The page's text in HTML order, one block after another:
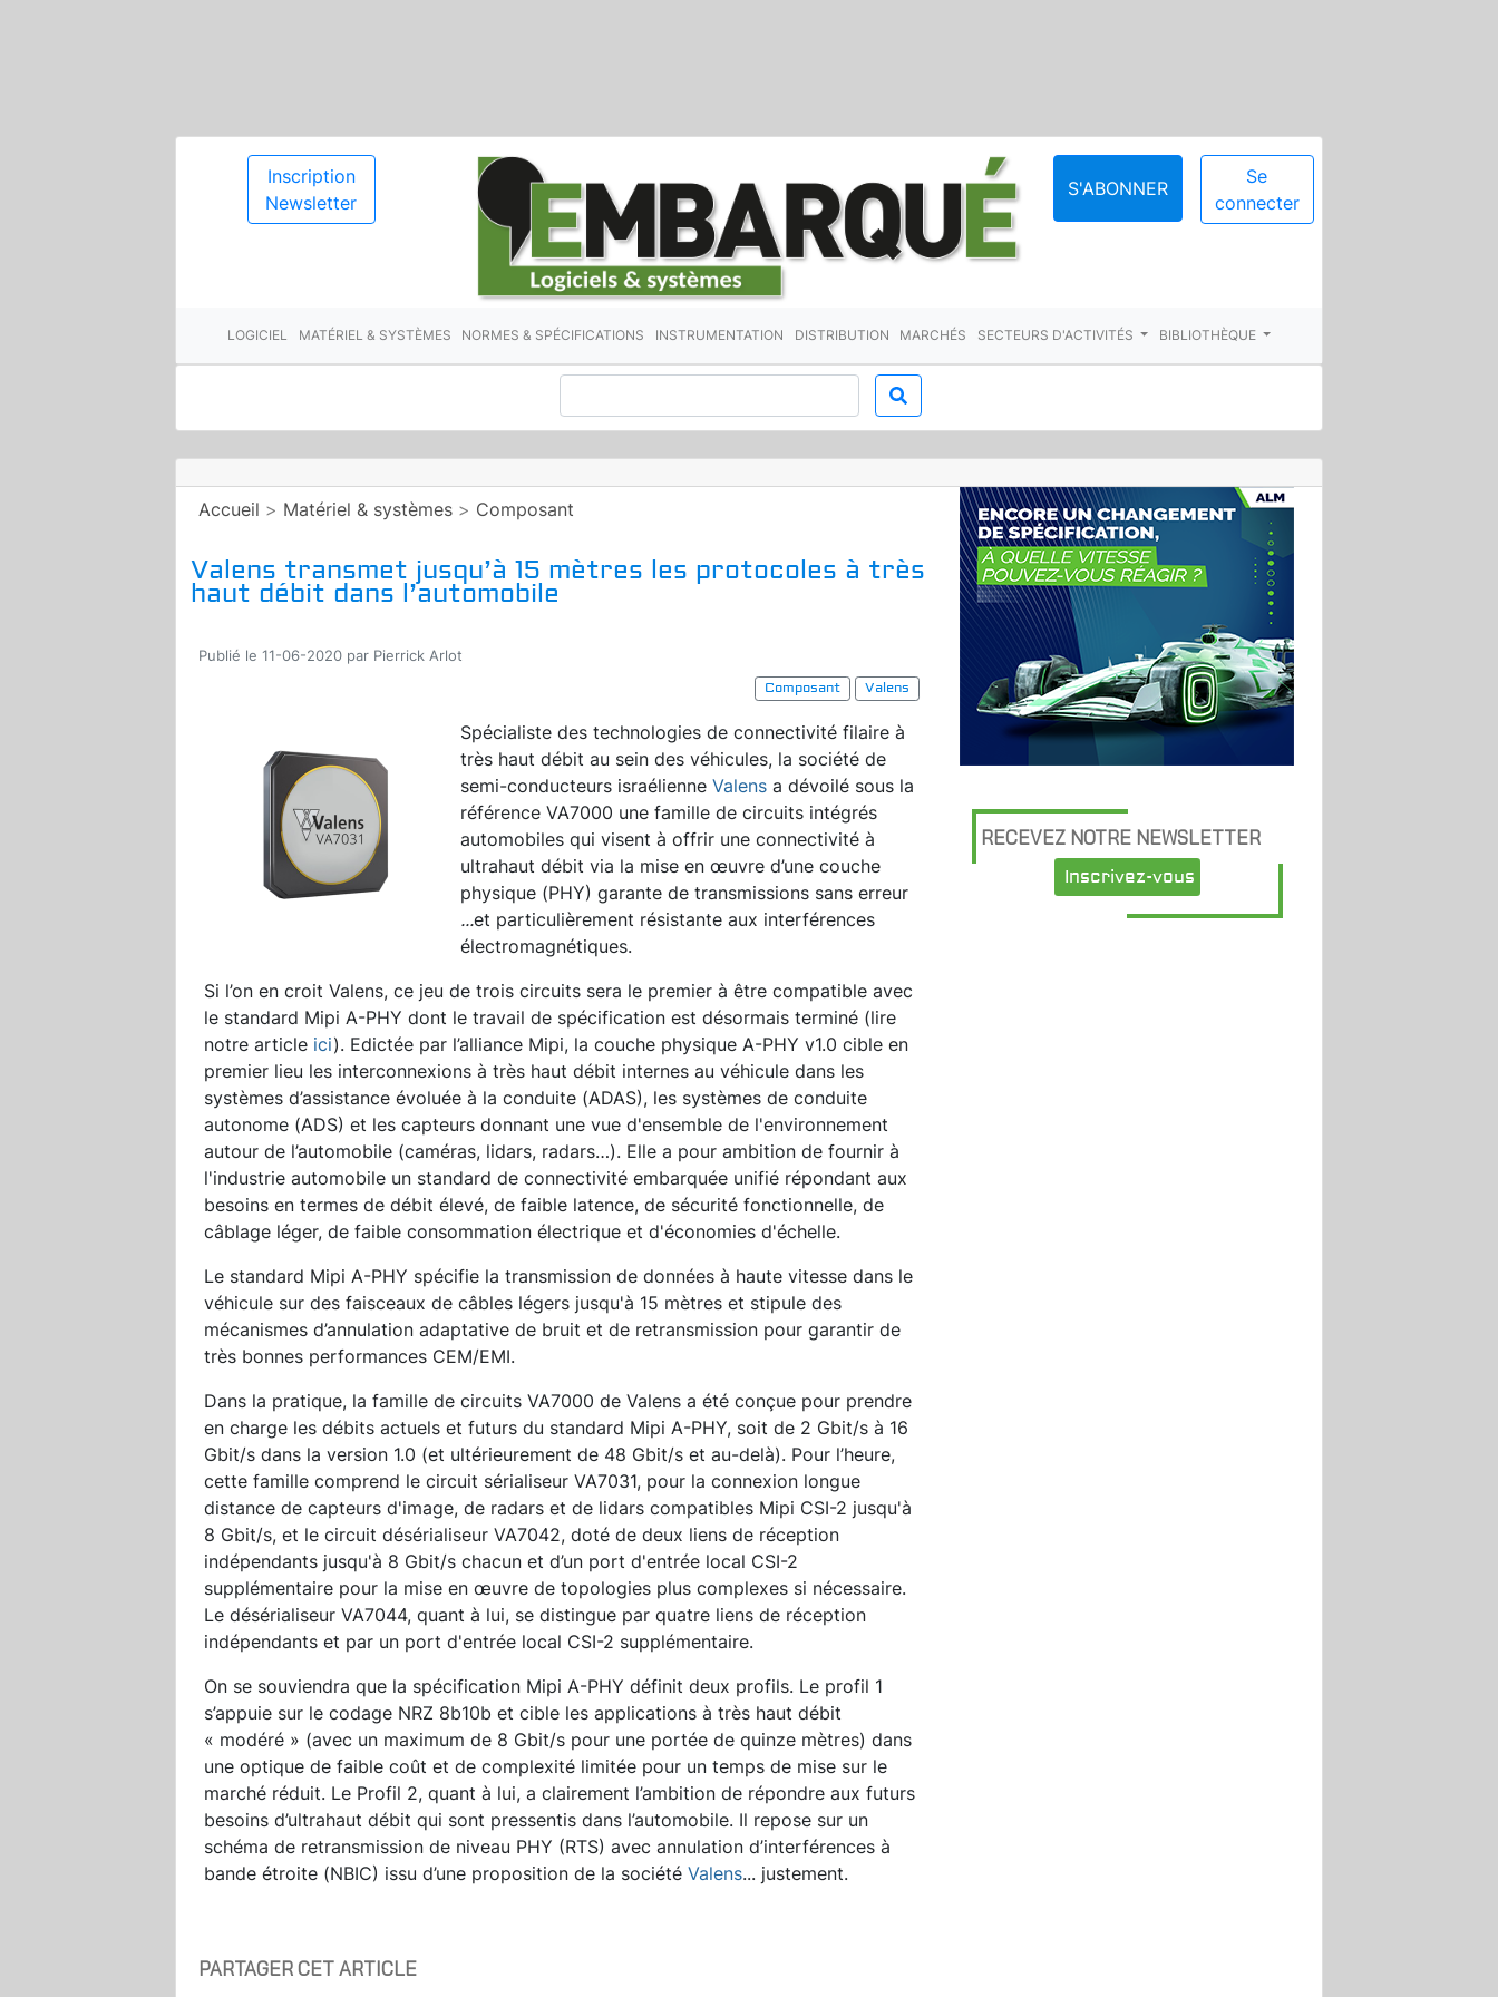
Inscription
Newsletter
S'ABONNER
Se
connecter
LOGICIEL MATÉRIEL & SYSTÈMES NORMES & SPÉCIFICATIONS INSTRUMENTATION DISTRIBUTION MARCHÉS SECTEURS D'ACTIVITÉS BIBLIOTHÈQUE
Accueil > Matériel & systèmes > Composant
Valens transmet jusqu’à 15 mètres les protocoles à très
haut débit dans l’automobile
Publié le 11-06-2020 par Pierrick Arlot
Composant
Valens
Spécialiste des technologies de connectivité filaire à
très haut débit au sein des véhicules, la société de
semi-conducteurs israélienne Valens a dévoilé sous la
référence VA7000 une famille de circuits intégrés
automobiles qui visent à offrir une connectivité à
ultrahaut débit via la mise en œuvre d’une couche
physique (PHY) garante de transmissions sans erreur
...et particulièrement résistante aux interférences
électromagnétiques.
Si l’on en croit Valens, ce jeu de trois circuits sera le premier à être compatible avec
le standard Mipi A-PHY dont le travail de spécification est désormais terminé (lire
notre article ici). Edictée par l’alliance Mipi, la couche physique A-PHY v1.0 cible en
premier lieu les interconnexions à très haut débit internes au véhicule dans les
systèmes d’assistance évoluée à la conduite (ADAS), les systèmes de conduite
autonome (ADS) et les capteurs donnant une vue d'ensemble de l'environnement
autour de l’automobile (caméras, lidars, radars…). Elle a pour ambition de fournir à
l'industrie automobile un standard de connectivité embarquée unifié répondant aux
besoins en termes de débit élevé, de faible latence, de sécurité fonctionnelle, de
câblage léger, de faible consommation électrique et d'économies d'échelle.
Le standard Mipi A-PHY spécifie la transmission de données à haute vitesse dans le
véhicule sur des faisceaux de câbles légers jusqu'à 15 mètres et stipule des
mécanismes d’annulation adaptative de bruit et de retransmission pour garantir de
très bonnes performances CEM/EMI.
Dans la pratique, la famille de circuits VA7000 de Valens a été conçue pour prendre
en charge les débits actuels et futurs du standard Mipi A-PHY, soit de 2 Gbit/s à 16
Gbit/s dans la version 1.0 (et ultérieurement de 48 Gbit/s et au-delà). Pour l’heure,
cette famille comprend le circuit sérialiseur VA7031, pour la connexion longue
distance de capteurs d'image, de radars et de lidars compatibles Mipi CSI-2 jusqu'à
8 Gbit/s, et le circuit désérialiseur VA7042, doté de deux liens de réception
indépendants jusqu'à 8 Gbit/s chacun et d’un port d'entrée local CSI-2
supplémentaire pour la mise en œuvre de topologies plus complexes si nécessaire.
Le désérialiseur VA7044, quant à lui, se distingue par quatre liens de réception
indépendants et par un port d'entrée local CSI-2 supplémentaire.
On se souviendra que la spécification Mipi A-PHY définit deux profils. Le profil 1
s’appuie sur le codage NRZ 8b10b et cible les applications à très haut débit
« modéré » (avec un maximum de 8 Gbit/s pour une portée de quinze mètres) dans
une optique de faible coût et de complexité limitée pour un temps de mise sur le
marché réduit. Le Profil 2, quant à lui, a clairement l’ambition de répondre aux futurs
besoins d’ultrahaut débit qui sont pressentis dans l’automobile. Il repose sur un
schéma de retransmission de niveau PHY (RTS) avec annulation d’interférences à
bande étroite (NBIC) issu d’une proposition de la société Valens... justement.
PARTAGER CET ARTICLE
RECEVEZ NOTRE NEWSLETTER
Inscrivez-vous